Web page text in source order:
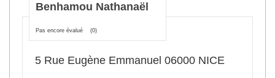
Benhamou Nathanaël
Pas encore évalué (0)
5 Rue Eugène Emmanuel 06000 NICE